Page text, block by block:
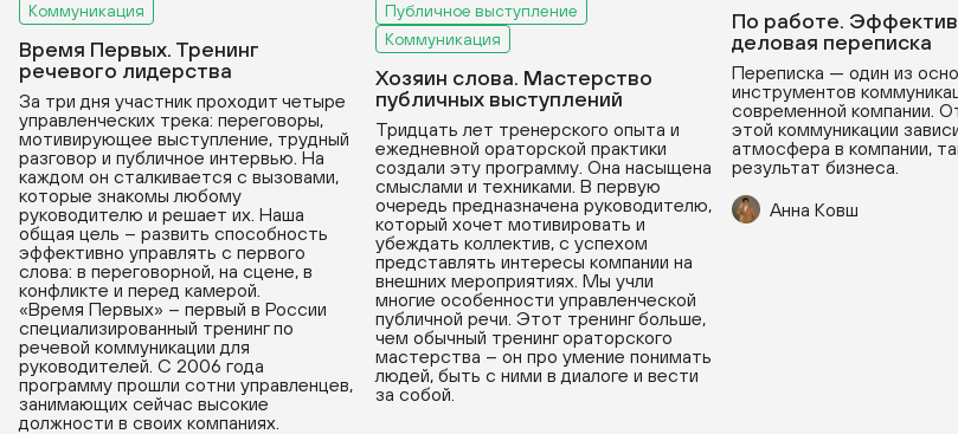
Коммуникация
Время Первых. Тренинг
речевого лидерства
За три дня участник проходит четыре
управленческих трека: переговоры,
мотивирующее выступление, трудный
разговор и публичное интервью. На
каждом он сталкивается с вызовами,
которые знакомы любому
руководителю и решает их. Наша
общая цель – развить способность
эффективно управлять с первого
слова: в переговорной, на сцене, в
конфликте и перед камерой.
«Время Первых» – первый в России
специализированный тренинг по
речевой коммуникации для
руководителей. С 2006 года
программу прошли сотни управленцев,
занимающих сейчас высокие
должности в своих компаниях.
Публичное выступление
Коммуникация
Хозяин слова. Мастерство
публичных выступлений
Тридцать лет тренерского опыта и
ежедневной ораторской практики
создали эту программу. Она насыщена
смыслами и техниками. В первую
очередь предназначена руководителю,
который хочет мотивировать и
убеждать коллектив, с успехом
представлять интересы компании на
внешних мероприятиях. Мы учли
многие особенности управленческой
публичной речи. Этот тренинг больше,
чем обычный тренинг ораторского
мастерства – он про умение понимать
людей, быть с ними в диалоге и вести
за собой.
По работе.
деловая переписка
Переписка — один из
инструментов
современной компании.
этой коммуникации
атмосфера в компании,
результат бизнеса.
Анна Ковш